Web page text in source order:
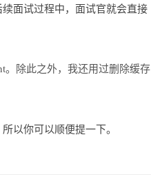
面试过程中，面试官就会直接
。除此之外，我还用过删除缓存
以你可以顺便提一下。